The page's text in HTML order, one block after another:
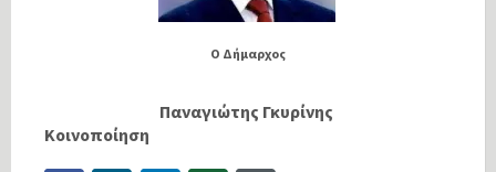
O Δήμαρχος
Παναγιώτης Γκυρίνης
Κοινοποίηση